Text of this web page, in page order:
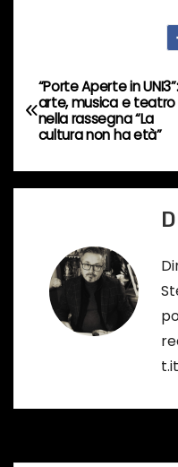
r
s
o
N
a
i
n
e
“Porte Aperte in UNI3”:
arte, musica e teatro
nella rassegna “La
cultura non ha età”
t.it